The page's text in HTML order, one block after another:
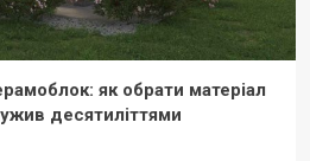
як обрати матеріал
десятиліттями